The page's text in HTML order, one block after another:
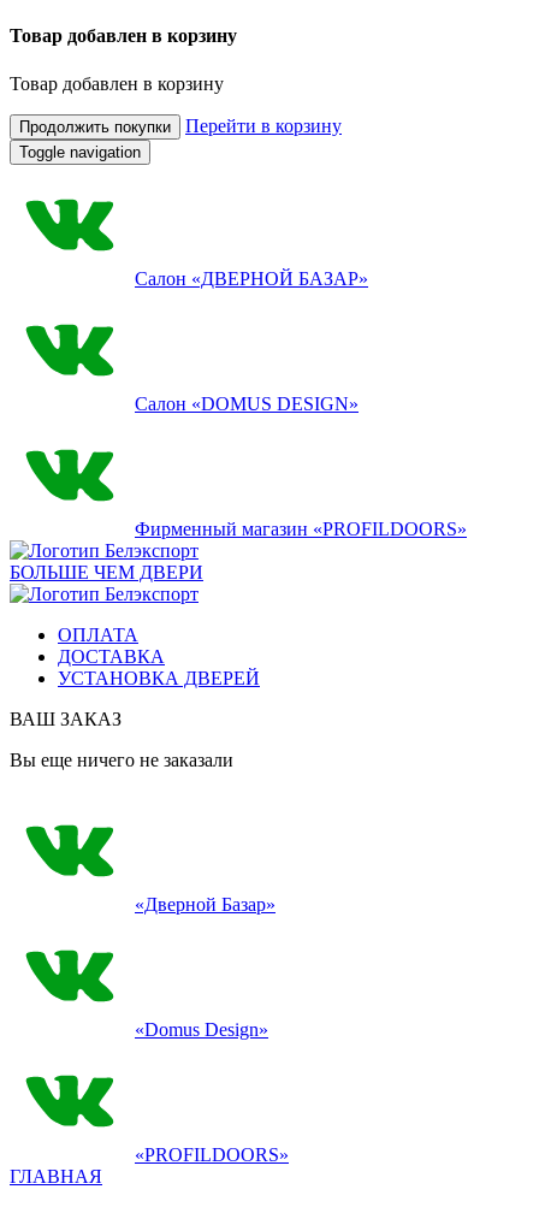
Товар добавлен в корзину
Товар добавлен в корзину
Продолжить покупки Перейти в корзину
Toggle navigation
Салон «ДВЕРНОЙ БАЗАР»
Салон «DOMUS DESIGN»
Фирменный магазин «PROFILDOORS»
БОЛЬШЕ ЧЕМ ДВЕРИ
ОПЛАТА
ДОСТАВКА
УСТАНОВКА ДВЕРЕЙ
ВАШ ЗАКАЗ
Вы еще ничего не заказали
«Дверной Базар»
«Domus Design»
«PROFILDOORS»
ГЛАВНАЯ